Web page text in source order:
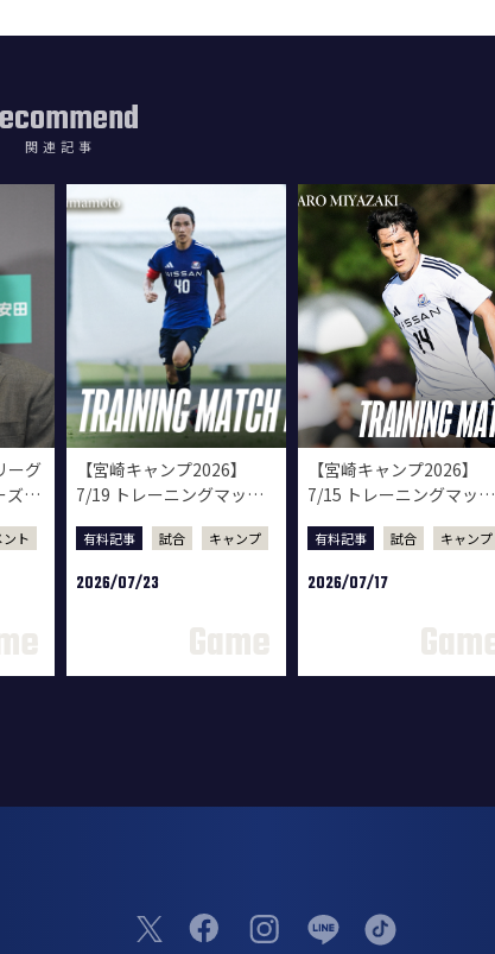
関連記事
ーグ
ズ戦
ト
【宮崎キャンプ2026】
7/19 トレーニングマッチ
有料記事 試合 キャンプ
2026/07/23
【宮崎キャンプ2026】
7/15 トレーニングマッチ
ロ宮崎
有料記事 試合 キャンプ
2026/07/17